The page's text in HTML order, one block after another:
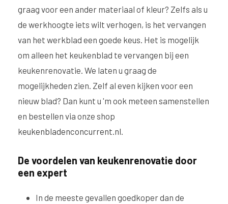
graag voor een ander materiaal of kleur? Zelfs als u
de werkhoogte iets wilt verhogen, is het vervangen
van het werkblad een goede keus. Het is mogelijk
om alleen het keukenblad te vervangen bij een
keukenrenovatie. We laten u graag de
mogelijkheden zien. Zelf al even kijken voor een
nieuw blad? Dan kunt u 'm ook meteen samenstellen
en bestellen via onze shop
keukenbladenconcurrent.nl.
De voordelen van keukenrenovatie door
een expert
In de meeste gevallen goedkoper dan de